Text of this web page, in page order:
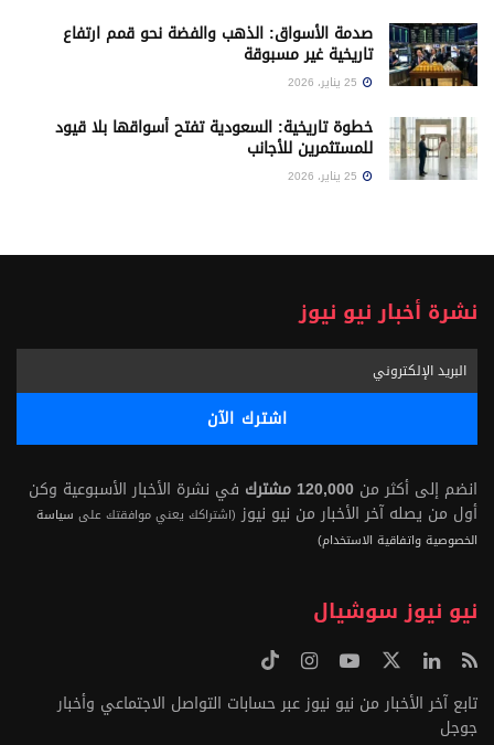
صدمة الأسواق: الذهب والفضة نحو قمم ارتفاع
تاريخية غير مسبوقة
خطوة تاريخية: السعودية تفتح أسواقها بلا قيود
للمستثمرين للأجانب
نشرة أخبار نيو نيوز
انضم إلى أكثر من 120,000 مشترك
في نشرة الأخبار الأسبوعية وكن
أول من يصله آخر الأخبار من نيو نيوز (اشتراكك يعني موافقتك على سياسة
الخصوصية واتفاقية الاستخدام)
نيو نيوز سوشيال
تابع آخر الأخبار من نيو نيوز عبر حسابات التواصل الاجتماعي وأخبار
جوجل